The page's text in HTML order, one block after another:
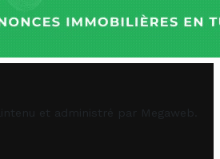
et administré par Megaweb